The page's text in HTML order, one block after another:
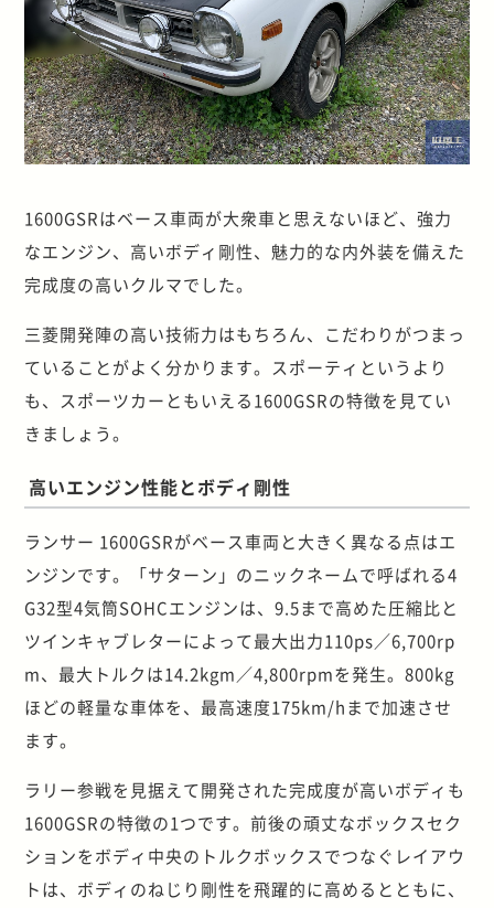
1600GSRはベース車両が大衆車と思えないほど、強力
なエンジン、高いボディ剛性、魅力的な内外装を備えた
完成度の高いクルマでした。
三菱開発陣の高い技術力はもちろん、こだわりがつまっ
ていることがよく分かります。スポーティというより
も、スポーツカーともいえる1600GSRの特徴を見てい
きましょう。
高いエンジン性能とボディ剛性
ランサー 1600GSRがベース車両と大きく異なる点はエ
ンジンです。「サターン」のニックネームで呼ばれる4
G32型4気筒SOHCエンジンは、9.5まで高めた圧縮比と
ツインキャブレターによって最大出力110ps／6,700rp
m、最大トルクは14.2kgm／4,800rpmを発生。800kg
ほどの軽量な車体を、最高速度175km/hまで加速させ
ます。
ラリー参戦を見据えて開発された完成度が高いボディも
1600GSRの特徴の1つです。前後の頑丈なボックスセク
ションをボディ中央のトルクボックスでつなぐレイアウ
トは、ボディのねじり剛性を飛躍的に高めるとともに、